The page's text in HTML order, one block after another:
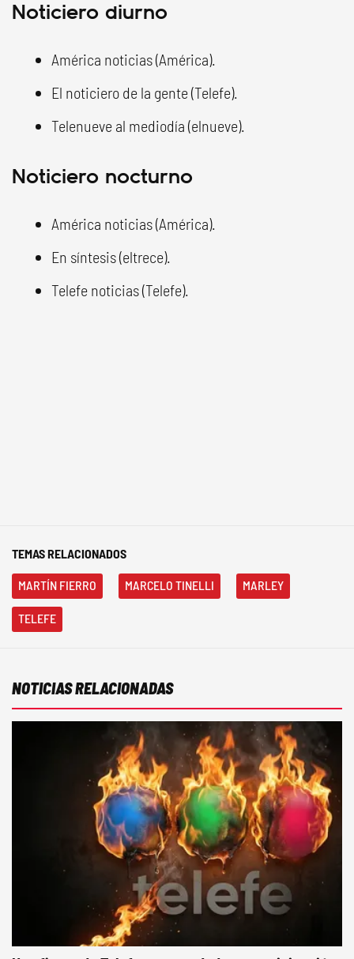
Noticiero diurno
América noticias (América).
El noticiero de la gente (Telefe).
Telenueve al mediodía (elnueve).
Noticiero nocturno
América noticias (América).
En síntesis (eltrece).
Telefe noticias (Telefe).
TEMAS RELACIONADOS
MARTÍN FIERRO MARCELO TINELLI MARLEY
TELEFE
NOTICIAS RELACIONADAS